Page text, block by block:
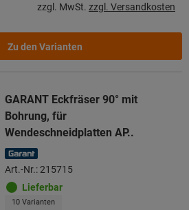
zzgl. MwSt. zzgl. Versandkosten
Zu den Varianten
GARANT Eckfräser 90° mit
Bohrung, für
Wendeschneidplatten AP..
Art.-Nr.: 215715
Lieferbar
10 Varianten